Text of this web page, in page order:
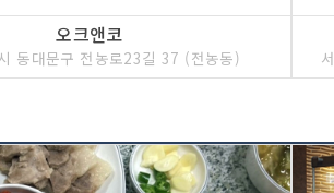
오크앤코
동대문구 전농로23길 37 (전농동)